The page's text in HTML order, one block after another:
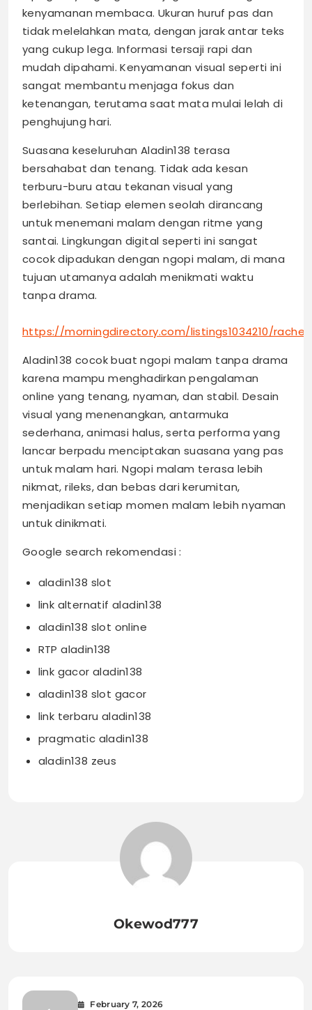
kenyamanan membaca. Ukuran huruf pas dan
tidak melelahkan mata, dengan jarak antar teks
yang cukup lega. Informasi tersaji rapi dan
mudah dipahami. Kenyamanan visual seperti ini
sangat membantu menjaga fokus dan
ketenangan, terutama saat mata mulai lelah di
penghujung hari.
Suasana keseluruhan Aladin138 terasa
bersahabat dan tenang. Tidak ada kesan
terburu-buru atau tekanan visual yang
berlebihan. Setiap elemen seolah dirancang
untuk menemani malam dengan ritme yang
santai. Lingkungan digital seperti ini sangat
cocok dipadukan dengan ngopi malam, di mana
tujuan utamanya adalah menikmati waktu
tanpa drama.
https://morningdirectory.com/listings1034210/
Aladin138 cocok buat ngopi malam tanpa drama
karena mampu menghadirkan pengalaman
online yang tenang, nyaman, dan stabil. Desain
visual yang menenangkan, antarmuka
sederhana, animasi halus, serta performa yang
lancar berpadu menciptakan suasana yang pas
untuk malam hari. Ngopi malam terasa lebih
nikmat, rileks, dan bebas dari kerumitan,
menjadikan setiap momen malam lebih nyaman
untuk dinikmati.
Google search rekomendasi :
aladin138 slot
link alternatif aladin138
aladin138 slot online
RTP aladin138
link gacor aladin138
aladin138 slot gacor
link terbaru aladin138
pragmatic aladin138
aladin138 zeus
Okewod777
February 7, 2026